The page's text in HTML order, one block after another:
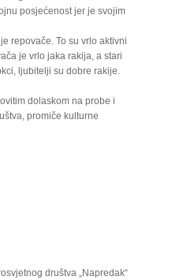
posjećenost jer je svojim
repovače. To su vrlo aktivni
je vrlo jaka rakija, a stari
ljubitelji su dobre rakije.
dolaskom na probe i
promiče kulturne
društva „Napredak“